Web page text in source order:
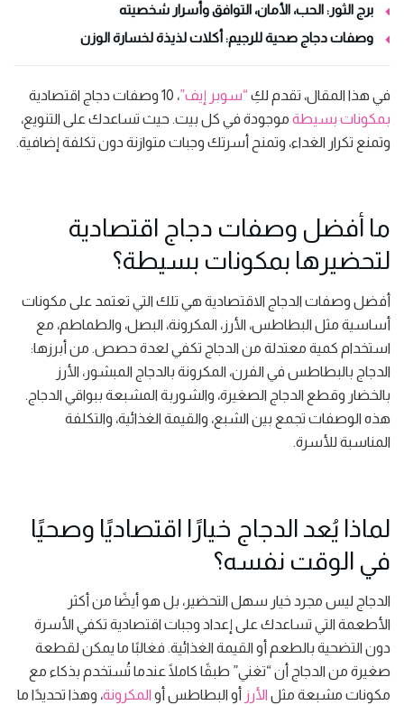
برج الثور: الحب، الأمان، التوافق وأسرار شخصيته
وصفات دجاج صحية للرجيم: أكلات لذيذة لخسارة الوزن
في هذا المقال، تقدم لكِ “سوبر إيف”، 10 وصفات دجاج اقتصادية
بمكونات بسيطة موجودة في كل بيت. حيث تساعدك على التنويع،
وتمنع تكرار الغداء، وتمنح أسرتك وجبات متوازنة دون تكلفة إضافية.
ما أفضل وصفات دجاج اقتصادية
لتحضيرها بمكونات بسيطة؟
أفضل وصفات الدجاج الاقتصادية هي تلك التي تعتمد على مكونات
أساسية مثل البطاطس، الأرز، المكرونة، البصل، والطماطم، مع
استخدام كمية معتدلة من الدجاج تكفي لعدة حصص. من أبرزها:
الدجاج بالبطاطس في الفرن، المكرونة بالدجاج المبشور، الأرز
بالخضار وقطع الدجاج الصغيرة، والشوربة المشبعة ببواقي الدجاج.
هذه الوصفات تجمع بين الشبع، والقيمة الغذائية، والتكلفة
المناسبة للأسرة.
لماذا يُعد الدجاج خيارًا اقتصاديًا وصحيًا
في الوقت نفسه؟
الدجاج ليس مجرد خيار سهل التحضير، بل هو أيضًا من أكثر
الأطعمة التي تساعدك على إعداد وجبات اقتصادية تكفي الأسرة
دون التضحية بالطعم أو القيمة الغذائية. فغالبًا ما يمكن لقطعة
صغيرة من الدجاج أن “تغني” طبقًا كاملًا عندما تُستخدم بذكاء مع
مكونات مشبعة مثل الأرز أو البطاطس أو المكرونة، وهذا تحديدًا ما